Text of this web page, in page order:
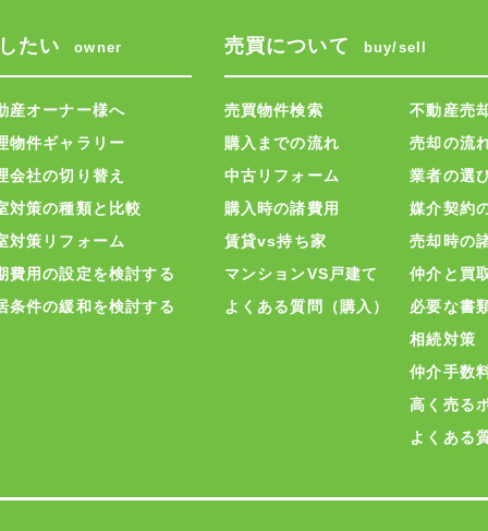
たい owner
産オーナー様へ
物件ギャラリー
会社の切り替え
対策の種類と比較
対策リフォーム
費用の設定を検討する
条件の緩和を検討する
売買について buy/sell
売買物件検索
購入までの流れ
中古リフォーム
購入時の諸費用
賃貸vs持ち家
マンションVS戸建て
よくある質問（購入）
不動産売
売却の流
業者の選
媒介契約
売却時の
仲介と買
必要な書
相続対策
仲介手数
高く売る
よくある